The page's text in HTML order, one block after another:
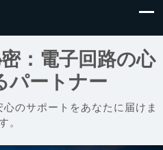
：電子回路の心
パートナー
のサポートをあなたに届けま
。